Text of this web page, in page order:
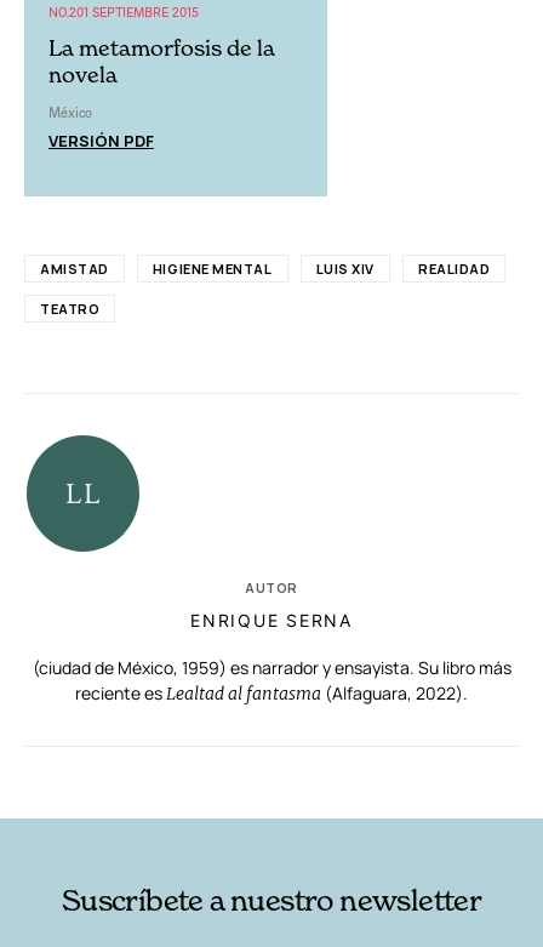
NO.201 SEPTIEMBRE 2015
La metamorfosis de la
novela
México
VERSIÓN PDF
AMISTAD HIGIENE MENTAL LUIS XIV REALIDAD
TEATRO
AUTOR
ENRIQUE SERNA
(ciudad de México, 1959) es narrador y ensayista. Su libro más
reciente esLealtad al fantasma (Alfaguara, 2022).
Suscríbete a nuestro newsletter